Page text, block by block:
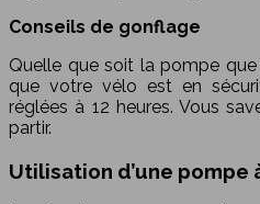
Conseils de gonflage
Quelle que soit la pompe
que votre vélo est en
réglées à 12 heures. Vous
partir.
Utilisation d’une pompe